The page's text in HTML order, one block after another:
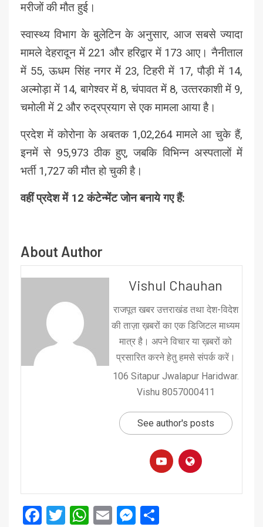
मरीजों की मौत हुई।
स्वास्थ्य विभाग के बुलेटिन के अनुसार, आज सबसे ज्‍यादा
मामले देहरादून में 221 और हरिद्वार में 173 आए। नैनीताल
में 55, ऊधम सिंह नगर में 23, टिहरी में 17, पौड़ी में 14,
अल्‍मोड़ा में 14, बागेश्‍वर में 8, चंपावत में 8, उत्‍तरकाशी में 9,
चमोली में 2 और रुद्रप्रयाग से एक मामला आया है।
प्रदेश में कोरोना के अबतक 1,02,264 मामले आ चुके हैं,
इनमें से 95,973 ठीक हुए, जबकि विभिन्‍न अस्‍पतालों में
भर्ती 1,727 की मौत हो चुकी है।
वहीं प्रदेश में 12 कंटेन्मेंट जोन बनाये गए हैं:
About Author
Vishul Chauhan
राजपूत खबर उत्तराखंड तथा देश-विदेश
की ताज़ा ख़बरों का एक डिजिटल माध्यम
मात्र है। अपने विचार या ख़बरों को
प्रसारित करने हेतु हमसे संपर्क करें।
106 Sitapur Jwalapur Haridwar.
Vishu 8057000411
See author's posts
Facebook
Twitter
WhatsApp
EmailMessenger